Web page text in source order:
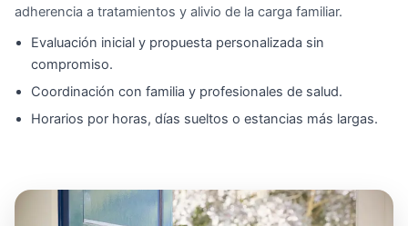
adherencia a tratamientos y alivio de la carga familiar.
Evaluación inicial y propuesta personalizada sin
compromiso.
Coordinación con familia y profesionales de salud.
Horarios por horas, días sueltos o estancias más largas.